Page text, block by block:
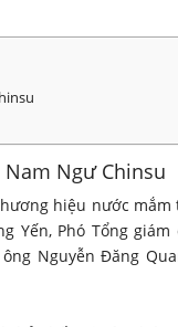
Ngư Chinsu
hiệu nước
Yến, Phó Tổng
Nguyễn Đăng